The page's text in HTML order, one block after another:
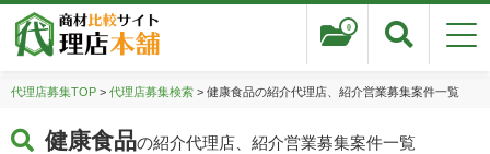
0
代理店募集TOP> 代理店募集検索> 健康食品の紹介代理店、紹介営業募集案件一覧
健康食品の紹介代理店、紹介営業募集案件一覧